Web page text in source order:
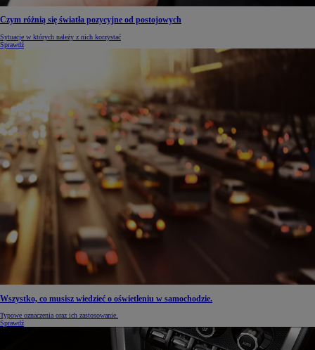
Czym różnią się światła pozycyjne od postojowych
Sytuacje w których należy z nich korzystać
Sprawdź
Wszystko, co musisz wiedzieć o oświetleniu w samochodzie.
Typowe oznaczenia oraz ich zastosowanie.
Sprawdź